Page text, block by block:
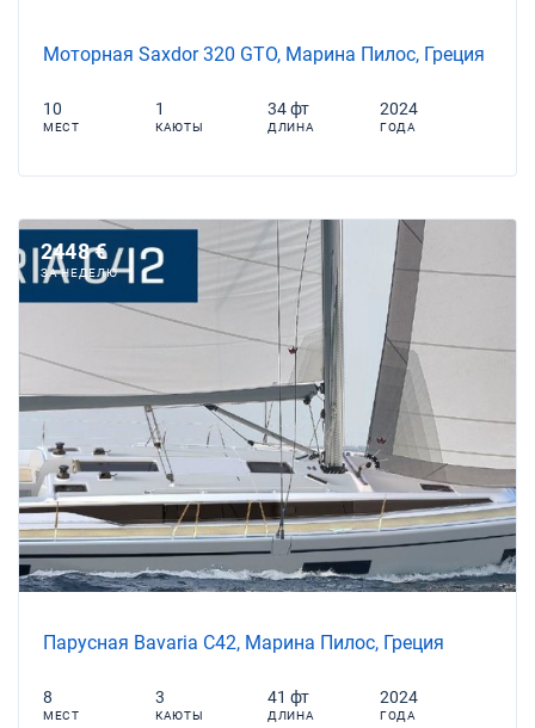
Моторная Saxdor 320 GTO, Марина Пилос, Греция
10
МЕСТ
1
КАЮТЫ
34 фт
ДЛИНА
2024
ГОДА
2448 €
ЗА НЕДЕЛЮ
Парусная Bavaria C42, Марина Пилос, Греция
8
МЕСТ
3
КАЮТЫ
41 фт
ДЛИНА
2024
ГОДА